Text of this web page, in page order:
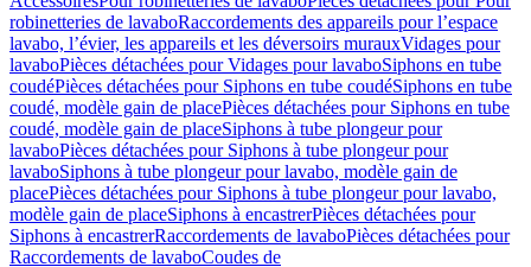
robinetteries de lavaboRaccordements des appareils pour l’espace
lavabo, l’évier, les appareils et les déversoirs murauxVidages pour
lavaboPièces détachées pour Vidages pour lavaboSiphons en tube
coudéPièces détachées pour Siphons en tube coudéSiphons en tube
coudé, modèle gain de placePièces détachées pour Siphons en tube
coudé, modèle gain de placeSiphons à tube plongeur pour
lavaboPièces détachées pour Siphons à tube plongeur pour
lavaboSiphons à tube plongeur pour lavabo, modèle gain de
placePièces détachées pour Siphons à tube plongeur pour lavabo,
modèle gain de placeSiphons à encastrerPièces détachées pour
Siphons à encastrerRaccordements de lavaboPièces détachées pour
Raccordements de lavaboCoudes de